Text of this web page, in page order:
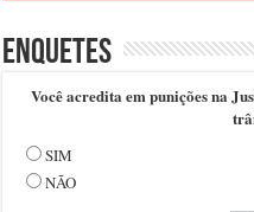
Enquetes
Você acredita em punições na
SIM
NÃO